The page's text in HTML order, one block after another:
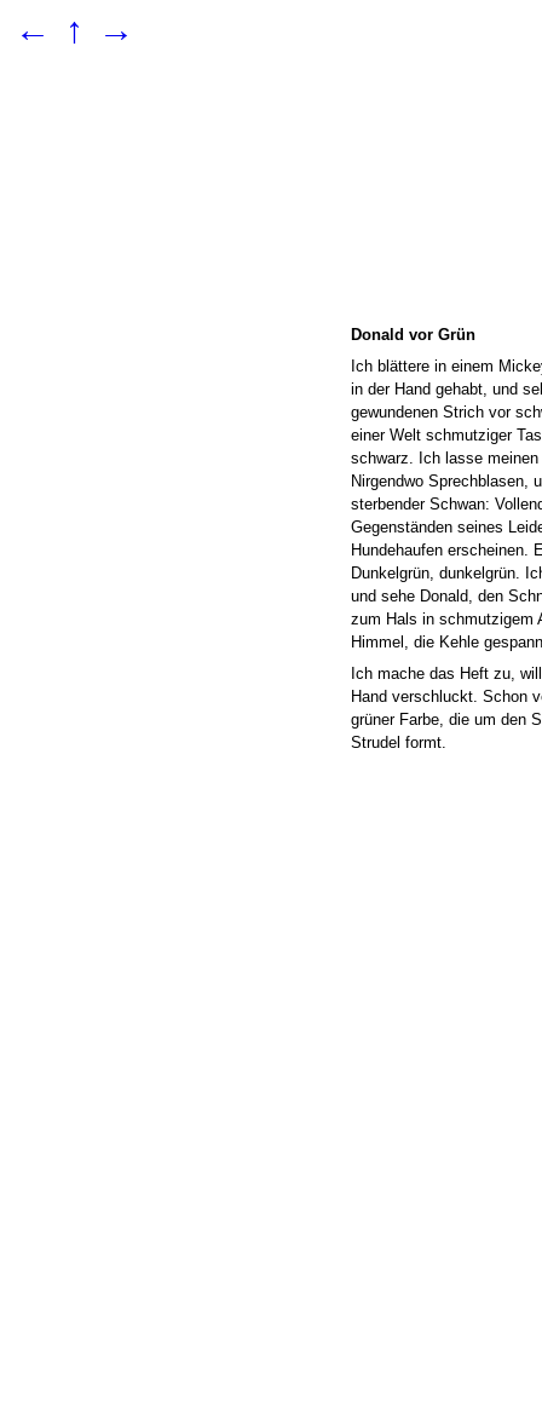
← ↑ →
Donald vor Grün
Ich blättere in einem
in der Hand gehabt, und
gewundenen Strich vor
einer Welt schmutziger
schwarz. Ich lasse
Nirgendwo Sprechblasen,
sterbender Schwan:
Gegenständen seines
Hundehaufen erscheinen.
Dunkelgrün, dunkelgrün.
und sehe Donald, den
zum Hals in schmutzigem
Himmel, die Kehle
Ich mache das Heft zu,
Hand verschluckt. Schon
grüner Farbe, die um den
Strudel formt.